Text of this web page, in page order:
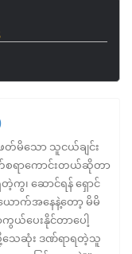
တ်မိသော သူငယ်ချင်း
စရာကောင်းတယ်ဆိုတာ
၊ ဆောင်ရန် ရှောင်
ာက်အနေနဲ့တော့ မိမိ
ပေးနိုင်တာပေါ့
သေဆုံး ဒဏ်ရာရတဲ့သူ